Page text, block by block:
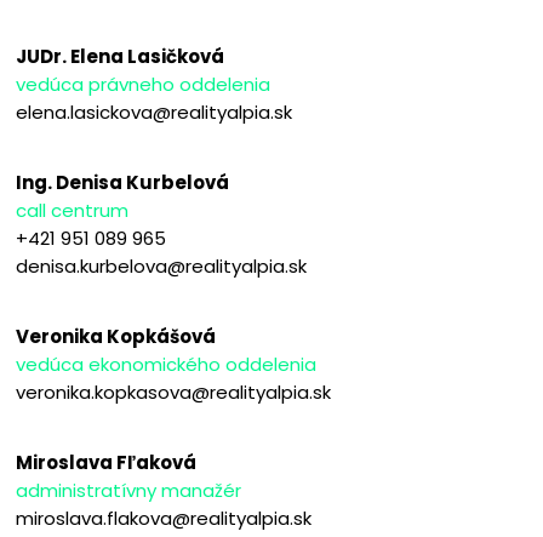
JUDr. Elena Lasičková
vedúca právneho oddelenia
elena.lasickova@realityalpia.sk
Ing. Denisa Kurbelová
call centrum
+421 951 089 965
denisa.kurbelova@realityalpia.sk
Veronika Kopkášová
vedúca ekonomického oddelenia
veronika.kopkasova@realityalpia.sk
Miroslava Fľaková
administratívny manažér
miroslava.flakova@realityalpia.sk